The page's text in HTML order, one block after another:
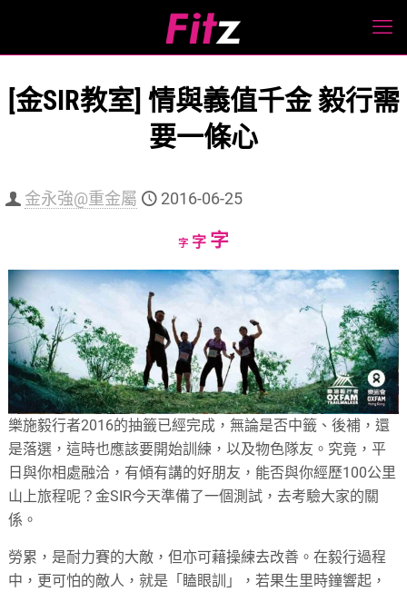
[金SIR教室] 情與義值千金 毅行需
要一條心
金永強@重金屬 2016-06-25
字Decrease
size.
字Reset
size.
字Increase
size.
樂施毅行者2016的抽籤已經完成，無論是否中籤、後補，還
是落選，這時也應該要開始訓練，以及物色隊友。究竟，平
日與你相處融洽，有傾有講的好朋友，能否與你經歷100公里
山上旅程呢？金SIR今天準備了一個測試，去考驗大家的關
係。
勞累，是耐力賽的大敵，但亦可藉操練去改善。在毅行過程
中，更可怕的敵人，就是「瞌眼訓」，若果生里時鐘響起，